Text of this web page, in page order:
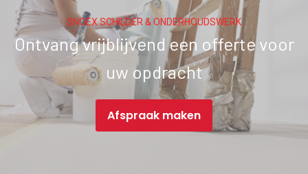
SNOEX SCHILDER & ONDERHOUDSWERK
Ontvang vrijblijvend een offerte voor
uw opdracht
Afspraak maken